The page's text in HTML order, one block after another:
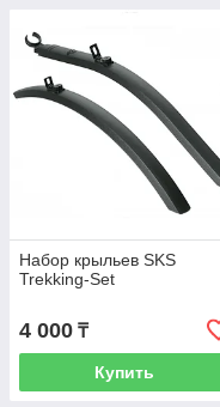
Набор крыльев SKS
Trekking-Set
4 000 ₸
Купить